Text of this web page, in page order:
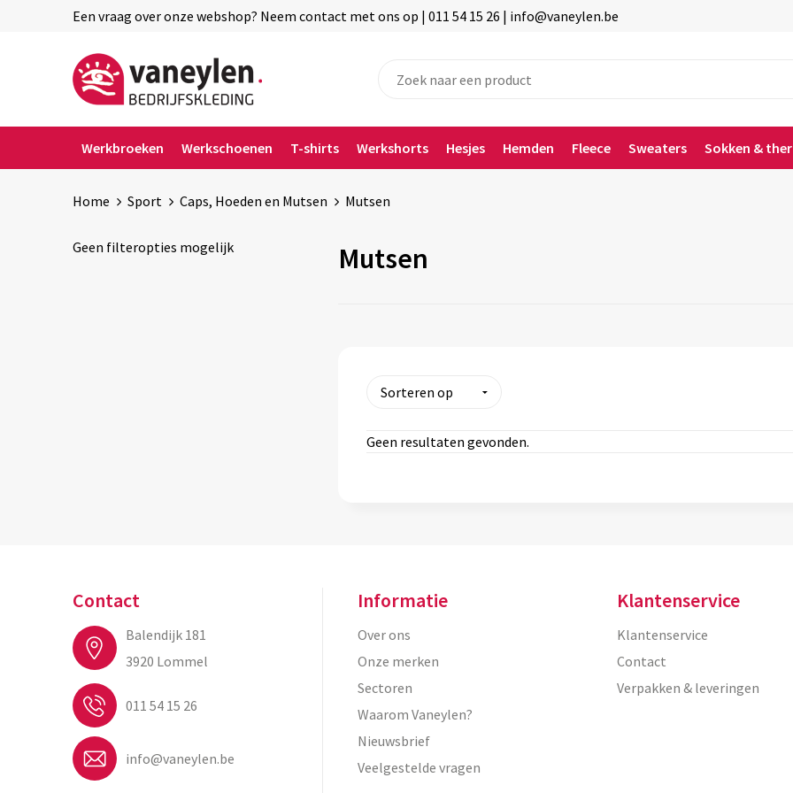
Een vraag over onze webshop? Neem contact met ons op | 011 54 15 26 | info@vaneylen.be
Werkbroeken Werkschoenen T-shirts Werkshorts Hesjes Hemden Fleece Sweaters Sokken &
Home Sport Caps, Hoeden en Mutsen Mutsen
Geen filteropties mogelijk Mutsen
Geen resultaten gevonden.
Contact
Balendijk 181
3920 Lommel
011 54 15 26
info@vaneylen.be
Informatie
Over ons
Onze merken
Sectoren
Waarom Vaneylen?
Nieuwsbrief
Veelgestelde vragen
Klantenservice
Klantenservice
Contact
Verpakken & leveringen